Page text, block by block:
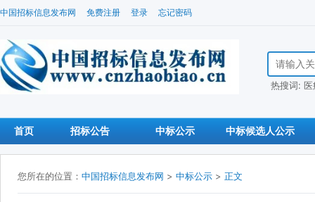
中国招标信息发布网 免费注册 登录 忘记密码
搜索招标信
热搜词:
首页 招标公告 中标公示 中标候选人公示
您所在的位置： 中国招标信息发布网 > 中标公示 > 正文